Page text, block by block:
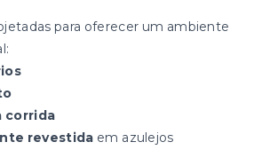
para oferecer um ambiente
corrida
revestida em azulejos